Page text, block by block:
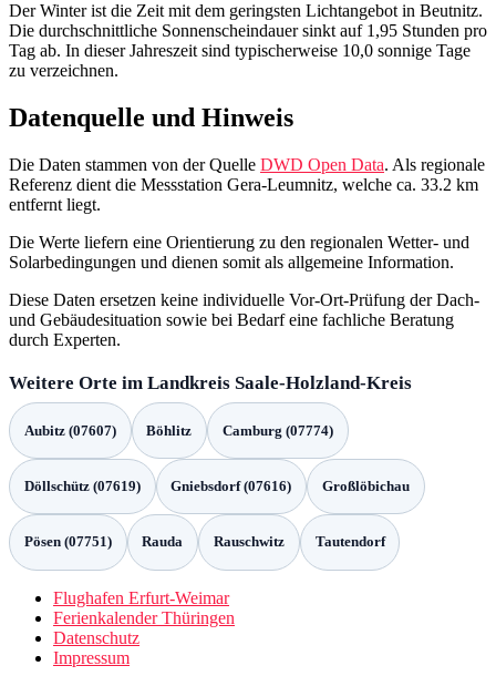
Der Winter ist die Zeit mit dem geringsten Lichtangebot in Beutnitz.
Die durchschnittliche Sonnenscheindauer sinkt auf 1,95 Stunden pro
Tag ab. In dieser Jahreszeit sind typischerweise 10,0 sonnige Tage
zu verzeichnen.
Datenquelle und Hinweis
Die Daten stammen von der Quelle DWD Open Data. Als regionale
Referenz dient die Messstation Gera-Leumnitz, welche ca. 33.2 km
entfernt liegt.
Die Werte liefern eine Orientierung zu den regionalen Wetter- und
Solarbedingungen und dienen somit als allgemeine Information.
Diese Daten ersetzen keine individuelle Vor-Ort-Prüfung der Dach-
und Gebäudesituation sowie bei Bedarf eine fachliche Beratung
durch Experten.
Weitere Orte im Landkreis Saale-Holzland-Kreis
Aubitz (07607) Böhlitz Camburg (07774)
Döllschütz (07619) Gniebsdorf (07616) Großlöbichau
Pösen (07751) Rauda Rauschwitz Tautendorf
Flughafen Erfurt-Weimar
Ferienkalender Thüringen
Datenschutz
Impressum